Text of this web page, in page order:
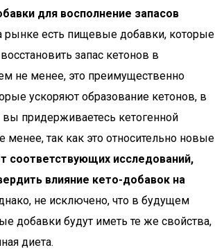
для восполнение запасов
рынке есть пищевые добавки, которые
запас кетонов в
не менее, это преимущественно
ускоряют образование кетонов, в
вы придерживаетесь кетогенной
менее, так как это относительно новые
соответствующих исследований,
влияние кето-добавок на
не исключено, что в будущем
добавки будут иметь те же свойства,
диета.